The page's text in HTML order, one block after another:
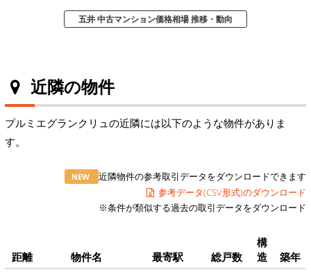
五井 中古マンション価格相場 推移・動向
近隣の物件
プルミエグランクリュの近隣には以下のような物件がありま
す。
NEW
近隣物件の参考取引データをダウンロードできます
参考データ(CSV形式)のダウンロード
※条件が類似する過去の取引データをダウンロード
距離 物件名 最寄駅 総戸数
構
造
築年